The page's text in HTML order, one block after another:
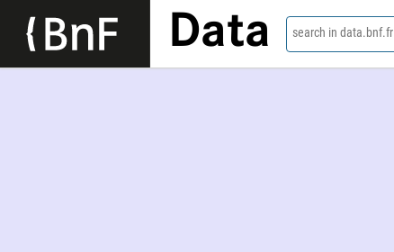
Data search in data.bnf.fr